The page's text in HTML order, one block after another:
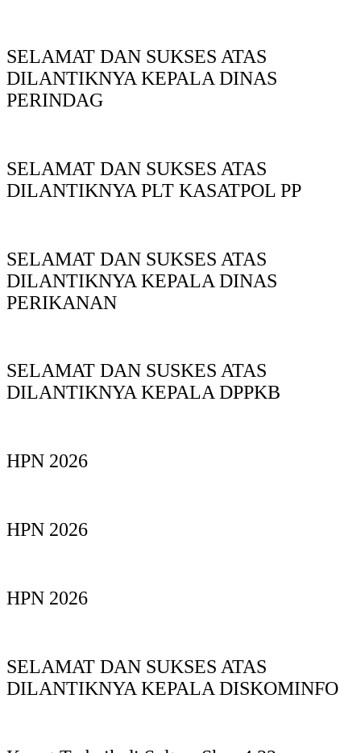
SELAMAT DAN SUKSES ATAS
DILANTIKNYA KEPALA DINAS
PERINDAG
SELAMAT DAN SUKSES ATAS
DILANTIKNYA PLT KASATPOL PP
SELAMAT DAN SUKSES ATAS
DILANTIKNYA KEPALA DINAS
PERIKANAN
SELAMAT DAN SUSKES ATAS
DILANTIKNYA KEPALA DPPKB
HPN 2026
HPN 2026
HPN 2026
SELAMAT DAN SUKSES ATAS
DILANTIKNYA KEPALA DISKOMINFO